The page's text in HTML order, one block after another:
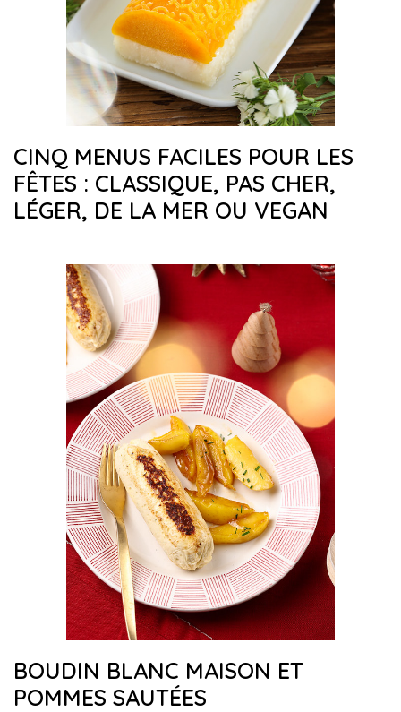
CINQ MENUS FACILES POUR LES
FÊTES : CLASSIQUE, PAS CHER,
LÉGER, DE LA MER OU VEGAN
BOUDIN BLANC MAISON ET
POMMES SAUTÉES